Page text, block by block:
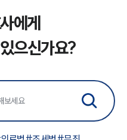
에게
으신가요?